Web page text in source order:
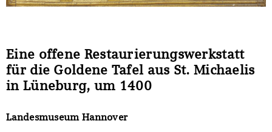
Eine offene Restaurierungswerkstatt
für die Goldene Tafel aus St. Michaelis
in Lüneburg, um 1400
Landesmuseum Hannover